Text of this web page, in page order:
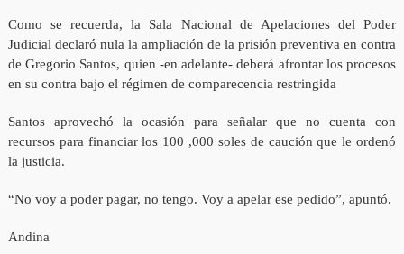
Como se recuerda, la Sala Nacional de Apelaciones del Poder
Judicial declaró nula la ampliación de la prisión preventiva en contra
de Gregorio Santos, quien -en adelante- deberá afrontar los procesos
en su contra bajo el régimen de comparecencia restringida
Santos aprovechó la ocasión para señalar que no cuenta con
recursos para financiar los 100 ,000 soles de caución que le ordenó
la justicia.
“No voy a poder pagar, no tengo. Voy a apelar ese pedido”, apuntó.
Andina